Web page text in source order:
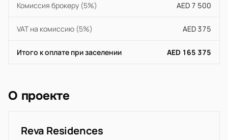
Комиссия брокеру (5%) AED 7 500
VAT на комиссию (5%) AED 375
Итого к оплате при заселении AED 165 375
О проекте
Reva Residences